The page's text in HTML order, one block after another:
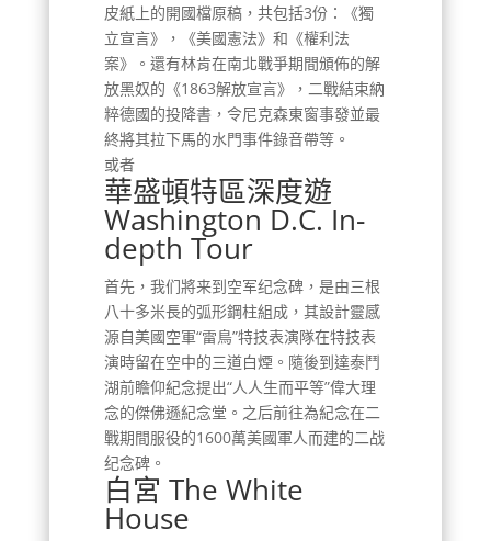
皮紙上的開國檔原稿，共包括3份：《獨
立宣言》，《美國憲法》和《權利法
案》。還有林肯在南北戰爭期間頒佈的解
放黑奴的《1863解放宣言》，二戰結束納
粹德國的投降書，令尼克森東窗事發並最
終將其拉下馬的水門事件錄音帶等。
或者
華盛頓特區深度遊
Washington D.C. In-
depth Tour
首先，我们將来到空军纪念碑，是由三根
八十多米長的弧形鋼柱組成，其設計靈感
源自美國空軍“雷鳥”特技表演隊在特技表
演時留在空中的三道白煙。隨後到達泰鬥
湖前瞻仰紀念提出“人人生而平等”偉大理
念的傑佛遜紀念堂。之后前往為紀念在二
戰期間服役的1600萬美國軍人而建的二战
纪念碑。
白宮 The White
House